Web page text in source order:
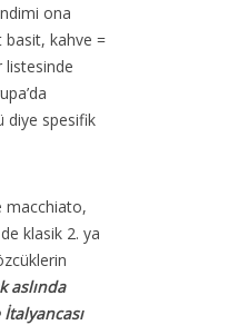
ona
basit, kahve =
listesinde
diye spesifik
macchiato,
klasik 2. ya
aslında